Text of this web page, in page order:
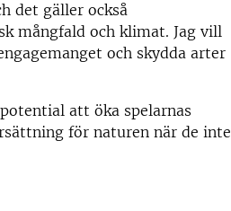
det gäller också
mångfald och klimat. Jag vill
och skydda arter
att öka spelarnas
för naturen när de inte